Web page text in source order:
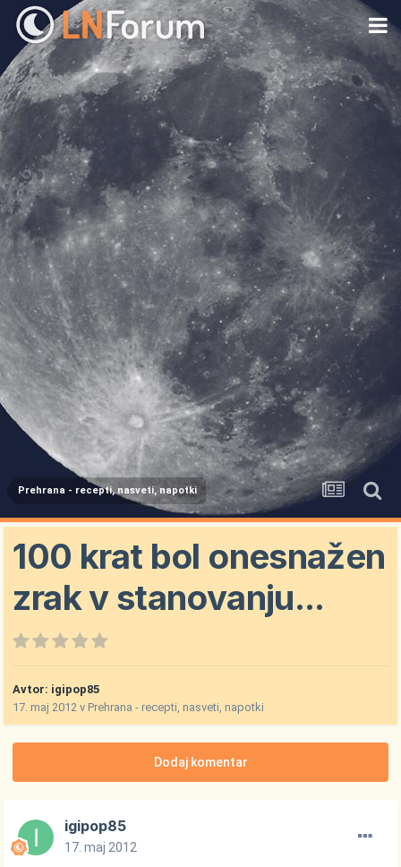
Prehrana - recepti, nasveti, napotki
100 krat bol onesnažen
zrak v stanovanju...
Avtor: igipop85
17. maj 2012 vPrehrana - recepti, nasveti, napotki
Dodaj komentar
igipop85
17. maj 2012